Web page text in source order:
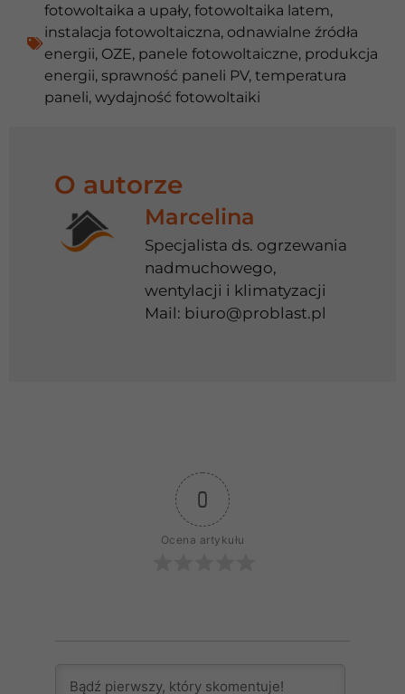
fotowoltaika a upały, fotowoltaika latem,
instalacja fotowoltaiczna, odnawialne źródła
energii, OZE, panele fotowoltaiczne, produkcja
energii, sprawność paneli PV, temperatura
paneli, wydajność fotowoltaiki
O autorze
Marcelina
Specjalista ds. ogrzewania
nadmuchowego,
wentylacji i klimatyzacji
Mail: biuro@problast.pl
0
Ocena artykułu